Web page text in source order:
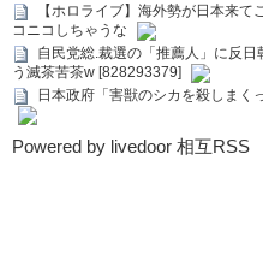
【ホロライブ】海外勢が日本来
コニコしちゃうな
自民党総.裁選の「推薦人」に反
う滅茶苦茶w [828293379]
日本政府「害獣のシカを殺しま
Powered by livedoor 相互RSS